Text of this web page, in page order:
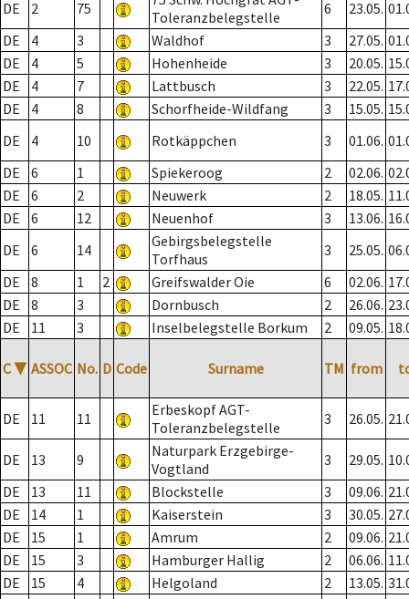
DE
2 75
Toleranzbelegstelle
6 23.05.
DE
4 3 Waldhof 3 27.05.
DE
4 5 Hohenheide 3 20.05.
DE
4 7 Lattbusch 3 22.05.
DE
4 8 Schorfheide-Wildfang 3 15.05.
DE
4 10 Rotkäppchen 3 01.06.
DE
6 1 Spiekeroog 2 02.06.
DE
6 2 Neuwerk 2 18.05.
DE
6 12 Neuenhof 3 13.06.
DE
6 14
Gebirgsbelegstelle
Torfhaus
3 25.05.
DE
8 1 2 Greifswalder Oie 6 02.06.
DE
8 3 Dornbusch 2 26.06.
DE
11 3 Inselbelegstelle Borkum 2 09.05.
C ▼ ASSOC No. D Code Surname TM from
DE 11 11
Erbeskopf AGT-
Toleranzbelegstelle
3 26.05.
DE 13 9
Naturpark Erzgebirge-
Vogtland
3 29.05.
DE
13 11 Blockstelle 3 09.06.
DE
14 1 Kaiserstein 3 30.05.
DE
15 1 Amrum 2 09.06.
DE
15 3 Hamburger Hallig 2 06.06.
DE
15 4 Helgoland 2 13.05.